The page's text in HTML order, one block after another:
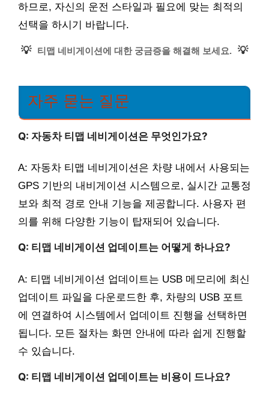
하므로, 자신의 운전 스타일과 필요에 맞는 최적의
선택을 하시기 바랍니다.
💡 티맵 네비게이션에 대한 궁금증을 해결해 보세요. 💡
자주 묻는 질문
Q: 자동차 티맵 네비게이션은 무엇인가요?
A: 자동차 티맵 네비게이션은 차량 내에서 사용되는
GPS 기반의 내비게이션 시스템으로, 실시간 교통정
보와 최적 경로 안내 기능을 제공합니다. 사용자 편
의를 위해 다양한 기능이 탑재되어 있습니다.
Q: 티맵 네비게이션 업데이트는 어떻게 하나요?
A: 티맵 네비게이션 업데이트는 USB 메모리에 최신
업데이트 파일을 다운로드한 후, 차량의 USB 포트
에 연결하여 시스템에서 업데이트 진행을 선택하면
됩니다. 모든 절차는 화면 안내에 따라 쉽게 진행할
수 있습니다.
Q: 티맵 네비게이션 업데이트는 비용이 드나요?